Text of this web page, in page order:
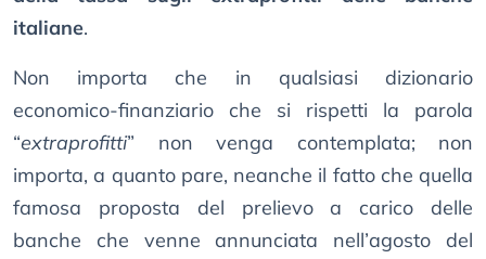
italiane.
Non importa che in qualsiasi dizionario
economico-finanziario che si rispetti la parola
“extraprofitti” non venga contemplata; non
importa, a quanto pare, neanche il fatto che quella
famosa proposta del prelievo a carico delle
banche che venne annunciata nell’agosto del